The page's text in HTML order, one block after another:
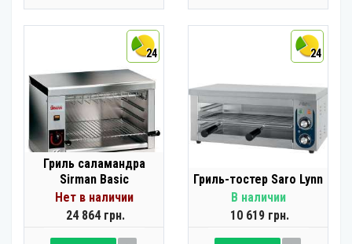
24
Гриль саламандра
Sirman Basic
Нет в наличии
24 864 грн.
24
Гриль-тостер Saro Lynn
В наличии
10 619 грн.